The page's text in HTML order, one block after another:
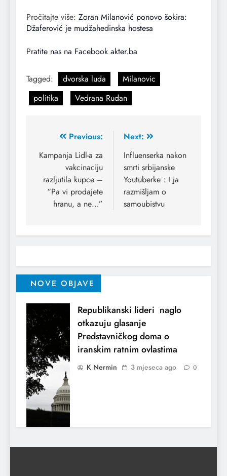
Pročitajte više: Zoran Milanović ponovo šokira:
Džaferović je mudžahedinska hostesa
Pratite nas na Facebook akter.ba
Tagged: dvorska luda
Milanovic
politika
Vedrana Rudan
Previous:
Kampanja Lidl-a za
vakcinaciju
razljutila kupce –
“Pa vi prodajete
hranu, a ne…”
Next:
Influenserka nakon
smrti srbijanske
Youtuberke : I ja
razmišljam o
samoubistvu
NOVE OBJAVE
Republikanski lideri naglo
otkazuju glasanje
Predstavničkog doma o
iranskim ratnim ovlastima
K Nermin 3 mjeseca ago 0